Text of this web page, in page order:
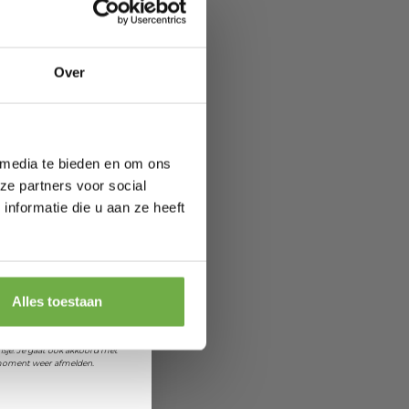
Over
te bieden en om ons
partners voor social
die u aan ze heeft
Alles toestaan
elk
direct € 5,-
je van
je jarig bent
Je gaat ook akkoord met
weer afmelden.